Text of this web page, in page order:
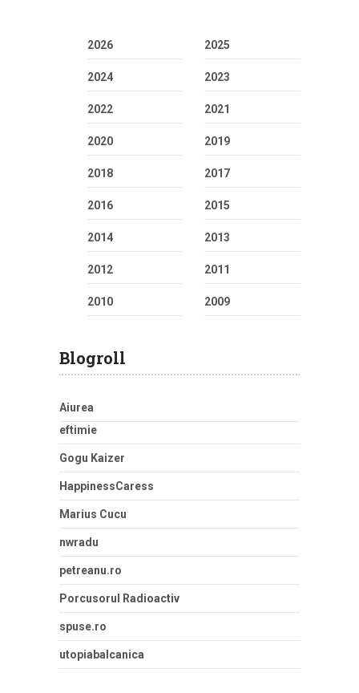
2026 2025
2024 2023
2022 2021
2020 2019
2018 2017
2016 2015
2014 2013
2012 2011
2010 2009
Blogroll
Aiurea
eftimie
Gogu Kaizer
HappinessCaress
Marius Cucu
nwradu
petreanu.ro
Porcusorul Radioactiv
spuse.ro
utopiabalcanica